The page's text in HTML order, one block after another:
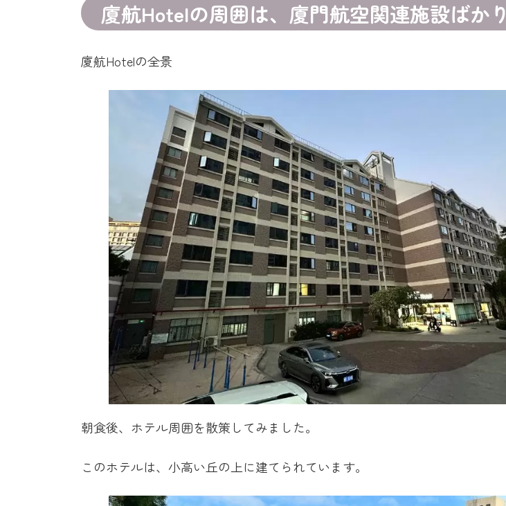
廈航Hotelの周囲は、廈門航空関連施設ばかり
廈航Hotelの全景
朝食後、ホテル周囲を散策してみました。
このホテルは、小高い丘の上に建てられています。